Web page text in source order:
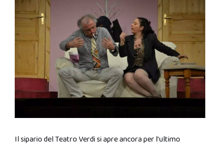
Il sipario del Teatro Verdi si apre ancora per l’ultimo